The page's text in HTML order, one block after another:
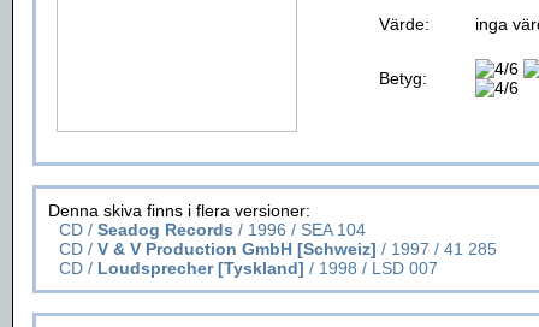
Värde: inga
Betyg:
Denna skiva finns i flera versioner:
CD / Seadog Records / 1996 / SEA 104
CD / V & V Production GmbH [Schweiz] / 1997 / 41 285
CD / Loudsprecher [Tyskland] / 1998 / LSD 007